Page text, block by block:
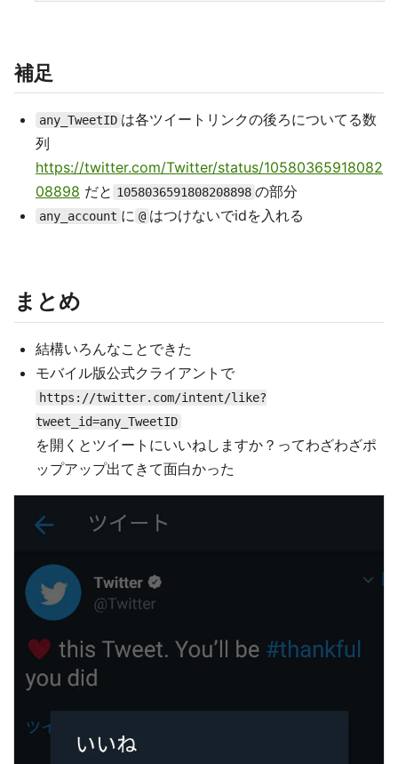
補足
any_TweetID は各ツイートリンクの後ろについてる数
列
https://twitter.com/Twitter/status/10580365918082
08898 だと 1058036591808208898 の部分
any_account に @ はつけないでidを入れる
まとめ
結構いろんなことできた
モバイル版公式クライアントで
https://twitter.com/intent/like?
tweet_id=any_TweetID
を開くとツイートにいいねしますか？ってわざわざポ
ップアップ出てきて面白かった